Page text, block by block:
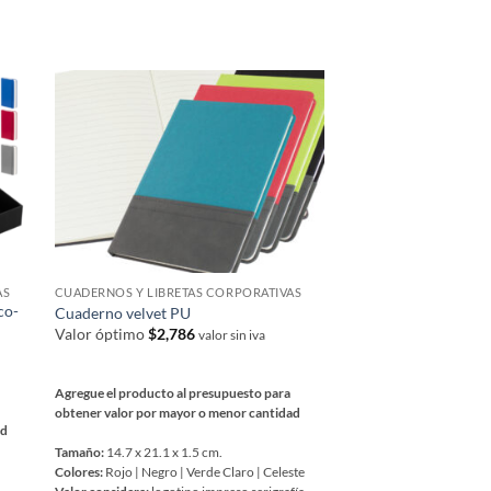
CUADERNOS Y LIBRETAS CORPORATIVAS
Cuaderno velvet PU
Valor óptimo$2,786 valor sin iva
Agregue el producto al presupuesto para
obtener valor por mayor o menor cantidad
Tamaño: 14.7 x 21.1 x 1.5 cm.
Colores: Rojo | Negro | Verde Claro | Celeste